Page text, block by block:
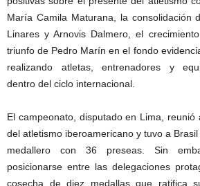
María Camila Maturana, la consolidación
Linares y Arnovis Dalmero, el
triunfo de Pedro Marín en el fondo
realizando atletas, entrenadores y
dentro del ciclo internacional.
El campeonato, disputado en Lima, reunió
del atletismo iberoamericano y tuvo a
medallero con 36 preseas. Sin
posicionarse entre las delegaciones
cosecha de diez medallas que ratifica